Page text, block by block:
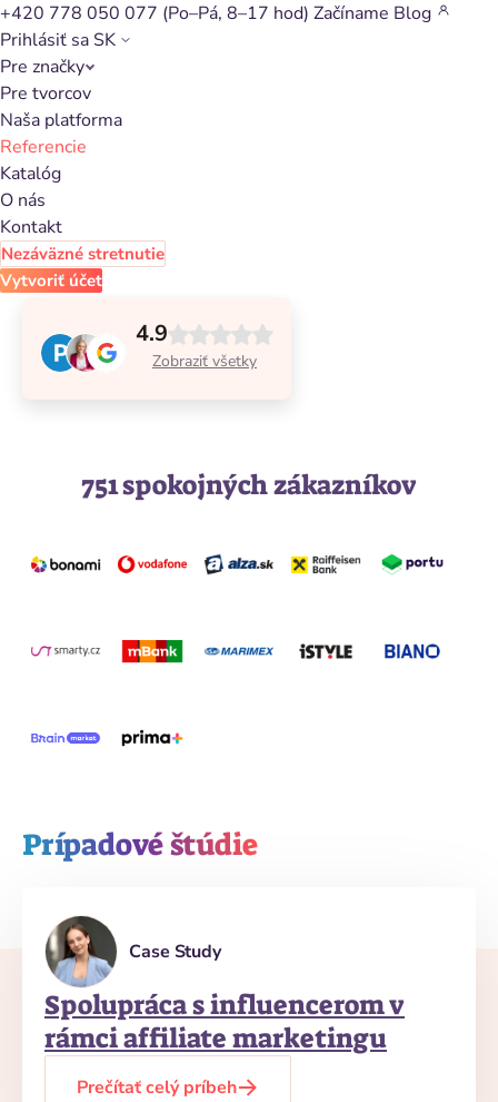
+420 778 050 077 (Po–Pá, 8–17 hod) Začíname Blog
Prihlásiť sa SK
Pre značky
Pre tvorcov
Naša platforma
Referencie
Katalóg
O nás
Kontakt
Nezáväzné stretnutie
Vytvoriť účet
Príbehy našich zákazníkov
S drvivou väčšinou klientov si vzájomne prirastieme
k srdcu a naša spolupráca úspešne trvá dlhé roky.
Prečítajte si príbehy niektorých z nich.
4.9
Zobraziť všetky
751 spokojných zákazníkov
Prípadové štúdie
Case Study
Spolupráca s influencerom v
rámci affiliate marketingu
Prečítať celý príbeh